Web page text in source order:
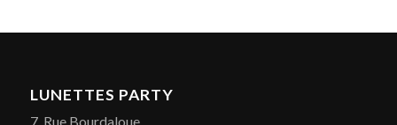
LUNETTES PARTY
7, Rue Bourdaloue